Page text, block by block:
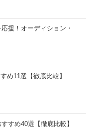
援！オーディション・
め11選【徹底比較】
すめ40選【徹底比較】